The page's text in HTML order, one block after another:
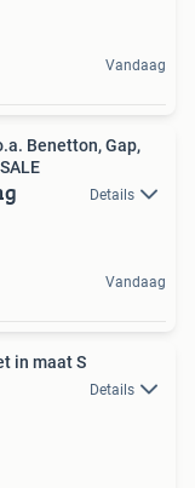
Vandaag
Benetton, Gap,
Details
Vandaag
in maat S
Details